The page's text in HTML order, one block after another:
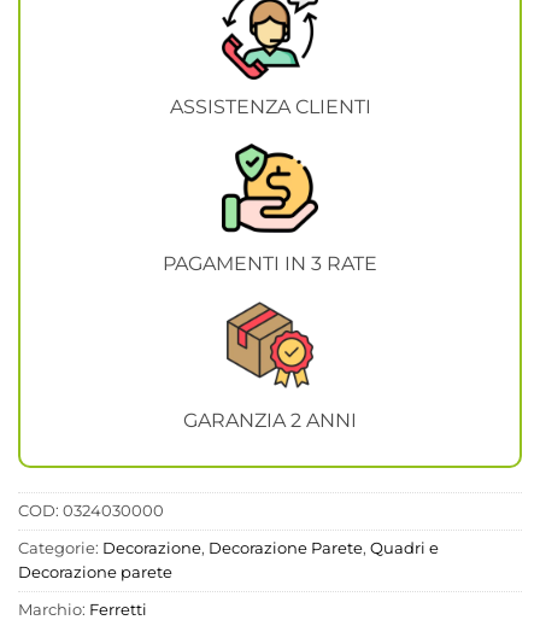
ASSISTENZA CLIENTI
PAGAMENTI IN 3 RATE
GARANZIA 2 ANNI
COD: 0324030000
Categorie: Decorazione, Decorazione Parete, Quadri e
Decorazione parete
Marchio: Ferretti